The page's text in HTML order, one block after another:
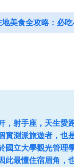
美食全攻略：必
，射手座，天生愛
實測派旅遊者，也
國立大學觀光管理
此最懂住宿眉角，